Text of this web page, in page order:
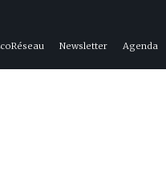
Newsletter Agenda